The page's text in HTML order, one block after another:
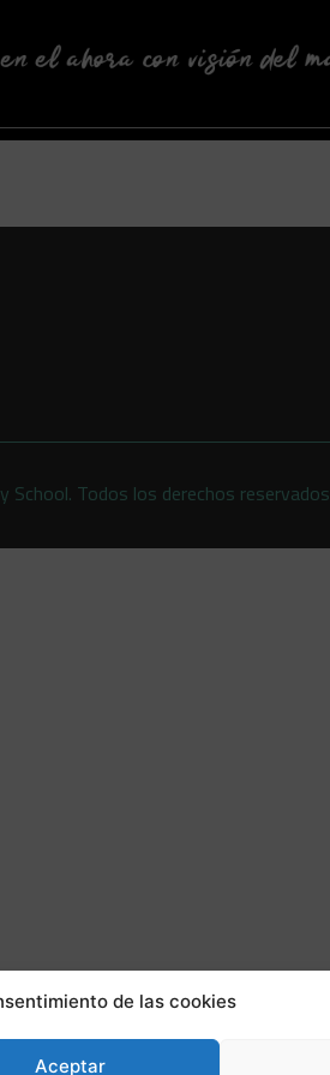
de las cookies
Aceptar
School. Todos los derechos reservados